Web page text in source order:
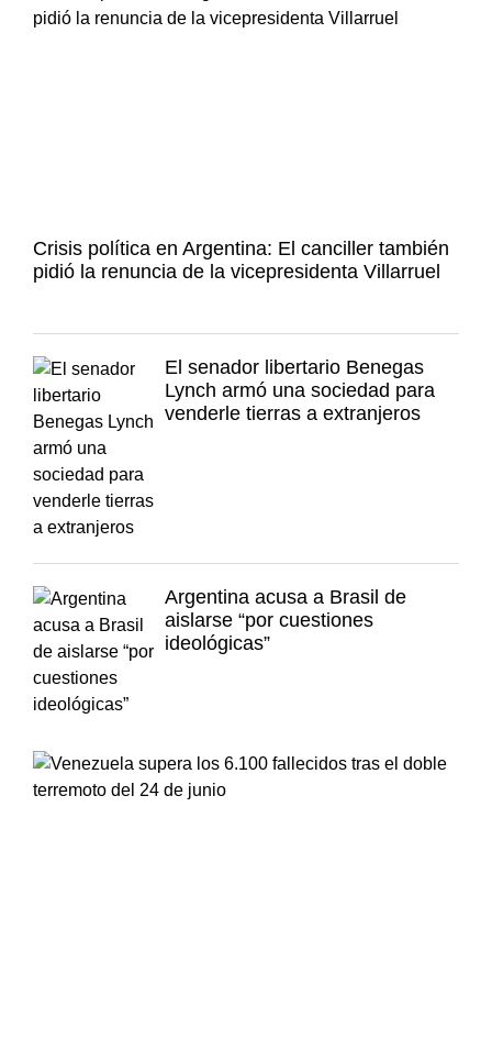
Crisis política en Argentina: El canciller también
pidió la renuncia de la vicepresidenta Villarruel
El senador libertario Benegas
Lynch armó una sociedad para
venderle tierras a extranjeros
Argentina acusa a Brasil de
aislarse “por cuestiones
ideológicas”